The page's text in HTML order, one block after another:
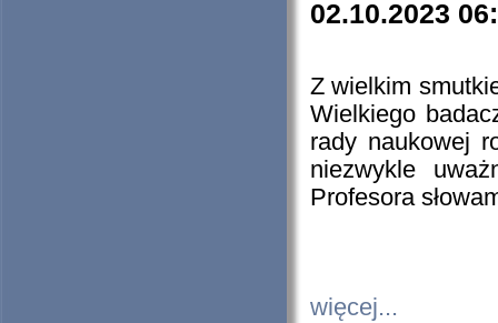
02.10.2023
Z wielkim
Wielkiego
rady naukowej
niezwykle
Profesora
więcej...